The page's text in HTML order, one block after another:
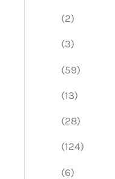
(2)
(3)
(59)
(13)
(28)
(124)
(6)